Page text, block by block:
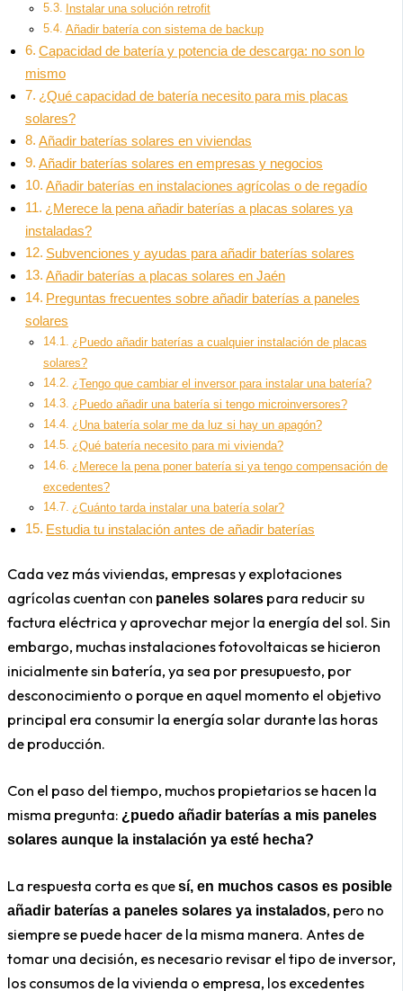
Instalar una solución retrofit
Añadir batería con sistema de backup
Capacidad de batería y potencia de descarga: no son lo
mismo
¿Qué capacidad de batería necesito para mis placas
solares?
Añadir baterías solares en viviendas
Añadir baterías solares en empresas y negocios
Añadir baterías en instalaciones agrícolas o de regadío
¿Merece la pena añadir baterías a placas solares ya
instaladas?
Subvenciones y ayudas para añadir baterías solares
Añadir baterías a placas solares en Jaén
Preguntas frecuentes sobre añadir baterías a paneles
solares
¿Puedo añadir baterías a cualquier instalación de placas
solares?
¿Tengo que cambiar el inversor para instalar una batería?
¿Puedo añadir una batería si tengo microinversores?
¿Una batería solar me da luz si hay un apagón?
¿Qué batería necesito para mi vivienda?
¿Merece la pena poner batería si ya tengo compensación de
excedentes?
¿Cuánto tarda instalar una batería solar?
Estudia tu instalación antes de añadir baterías
Cada vez más viviendas, empresas y explotaciones
agrícolas cuentan con paneles solares para reducir su
factura eléctrica y aprovechar mejor la energía del sol. Sin
embargo, muchas instalaciones fotovoltaicas se hicieron
inicialmente sin batería, ya sea por presupuesto, por
desconocimiento o porque en aquel momento el objetivo
principal era consumir la energía solar durante las horas
de producción.
Con el paso del tiempo, muchos propietarios se hacen la
misma pregunta: ¿puedo añadir baterías a mis paneles
solares aunque la instalación ya esté hecha?
La respuesta corta es quesí, en muchos casos es posible
añadir baterías a paneles solares ya instalados, pero no
siempre se puede hacer de la misma manera. Antes de
tomar una decisión, es necesario revisar el tipo de inversor,
los consumos de la vivienda o empresa, los excedentes